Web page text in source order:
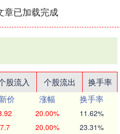
章已加载完成
股流入 个股流出
换手率
价 涨幅
换手率
20.00% 11.62%
20.00% 23.31%